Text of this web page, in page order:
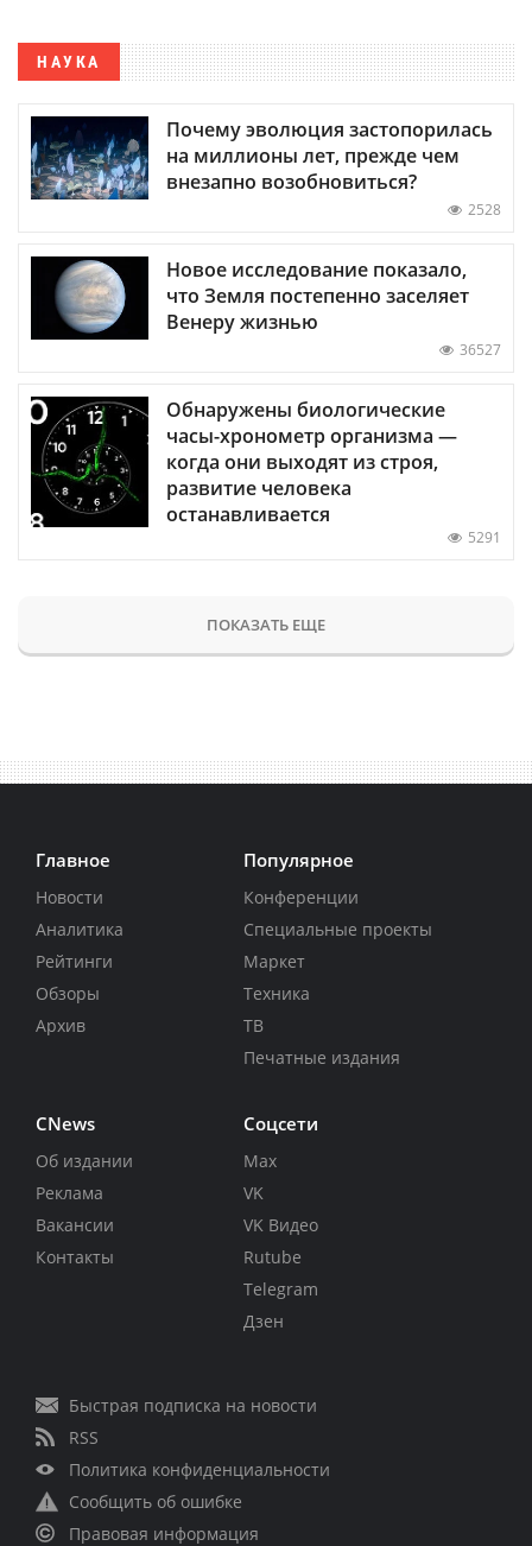
НАУКА
Почему эволюция застопорилась
на миллионы лет, прежде чем
внезапно возобновиться?
2528
Новое исследование показало,
что Земля постепенно заселяет
Венеру жизнью
36527
Обнаружены биологические
часы-хронометр организма —
когда они выходят из строя,
развитие человека
останавливается
5291
ПОКАЗАТЬ ЕЩЕ
Главное
Новости
Аналитика
Рейтинги
Обзоры
Архив
Популярное
Конференции
Специальные проекты
Маркет
Техника
ТВ
Печатные издания
CNews
Об издании
Реклама
Вакансии
Контакты
Соцсети
Max
VK
VK Видео
Rutube
Telegram
Дзен
Быстрая подписка на новости
RSS
Политика конфиденциальности
Сообщить об ошибке
Правовая информация